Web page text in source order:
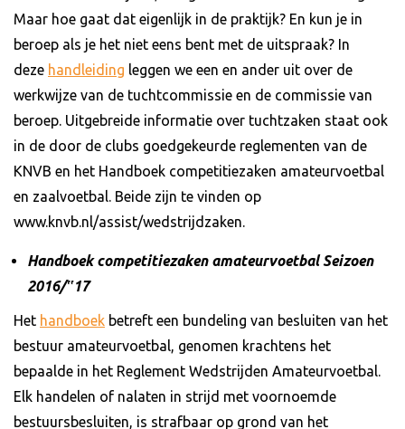
Maar hoe gaat dat eigenlijk in de praktijk? En kun je in
beroep als je het niet eens bent met de uitspraak? In
deze handleiding leggen we een en ander uit over de
werkwijze van de tuchtcommissie en de commissie van
beroep. Uitgebreide informatie over tuchtzaken staat ook
in de door de clubs goedgekeurde reglementen van de
KNVB en het Handboek competitiezaken amateurvoetbal
en zaalvoetbal. Beide zijn te vinden op
www.knvb.nl/assist/wedstrijdzaken.
Handboek competitiezaken amateurvoetbal Seizoen
2016/‟17
Het handboek betreft een bundeling van besluiten van het
bestuur amateurvoetbal, genomen krachtens het
bepaalde in het Reglement Wedstrijden Amateurvoetbal.
Elk handelen of nalaten in strijd met voornoemde
bestuursbesluiten, is strafbaar op grond van het